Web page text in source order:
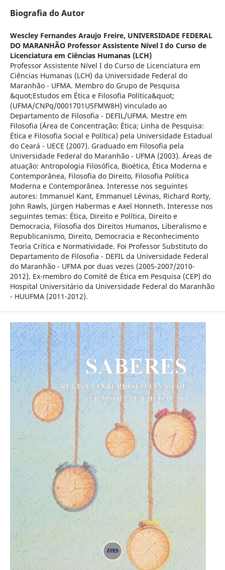
Biografia do Autor
Wescley Fernandes Araujo Freire, UNIVERSIDADE FEDERAL
DO MARANHÃO Professor Assistente Nível I do Curso de
Licenciatura em Ciências Humanas (LCH)
Professor Assistente Nível I do Curso de Licenciatura em
Ciências Humanas (LCH) da Universidade Federal do
Maranhão - UFMA. Membro do Grupo de Pesquisa
&quot;Estudos em Ética e Filosofia Política&quot;
(UFMA/CNPq/0001701U5FMW8H) vinculado ao
Departamento de Filosofia - DEFIL/UFMA. Mestre em
Filosofia (Área de Concentração: Ética; Linha de Pesquisa:
Ética e Filosofia Social e Política) pela Universidade Estadual
do Ceará - UECE (2007). Graduado em Filosofia pela
Universidade Federal do Maranhão - UFMA (2003). Áreas de
atuação: Antropologia Filosófica, Bioética, Ética Moderna e
Contemporânea, Filosofia do Direito, Filosofia Política
Moderna e Contemporânea. Interesse nos seguintes
autores: Immanuel Kant, Emmanuel Lévinas, Richard Rorty,
John Rawls, Jürgen Habermas e Axel Honneth. Interesse nos
seguintes temas: Ética, Direito e Política, Direito e
Democracia, Filosofia dos Direitos Humanos, Liberalismo e
Republicanismo, Direito, Democracia e Reconhecimento
Teoria Crítica e Normatividade. Foi Professor Substituto do
Departamento de Filosofia - DEFIL da Universidade Federal
do Maranhão - UFMA por duas vezes (2005-2007/2010-
2012). Ex-membro do Comitê de Ética em Pesquisa (CEP) do
Hospital Universitário da Universidade Federal do Maranhão
- HUUFMA (2011-2012).